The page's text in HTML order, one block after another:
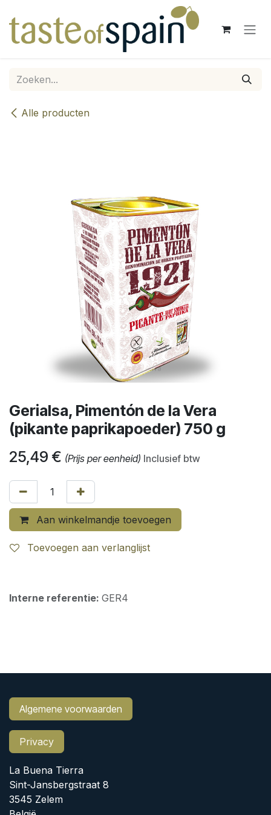
Alle producten
Gerialsa, Pimentón de la Vera
(pikante paprikapoeder) 750 g
25,49 € (Prijs per eenheid) Inclusief btw
Aan winkelmandje toevoegen
Toevoegen aan verlanglijst
Interne referentie: GER4
Algemene voorwaarden
Privacy
La Buena Tierra
Sint-Jansbergstraat 8
3545 Zelem